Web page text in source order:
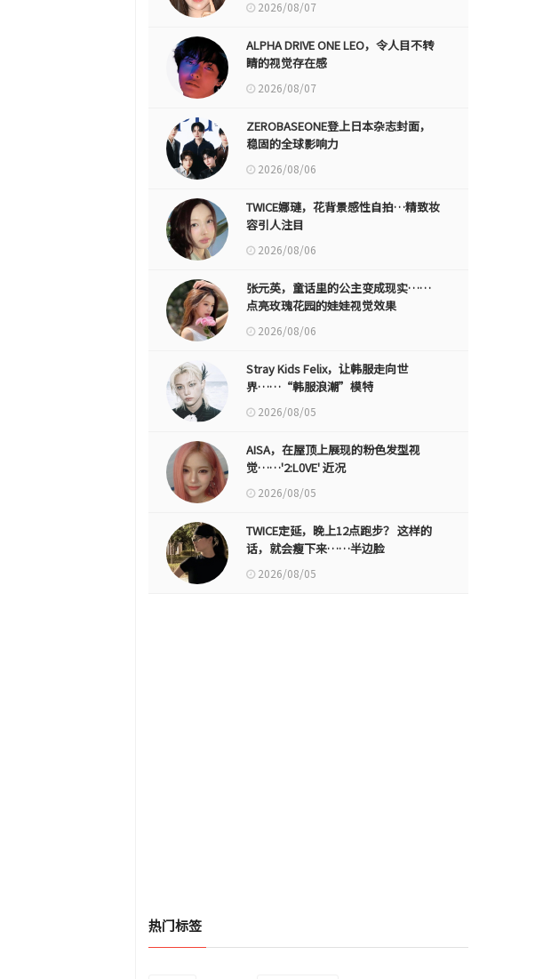
2026/08/07
ALPHA DRIVE ONE LEO，令人目不转
睛的视觉存在感
2026/08/07
ZEROBASEONE登上日本杂志封面，
稳固的全球影响力
2026/08/06
TWICE娜璉，花背景感性自拍…精致妆
容引人注目
2026/08/06
张元英，童话里的公主变成现实……
点亮玫瑰花园的娃娃视觉效果
2026/08/06
Stray Kids Felix，让韩服走向世
界……“韩服浪潮”模特
2026/08/05
AISA，在屋顶上展现的粉色发型视
觉……'2:L0VE' 近况
2026/08/05
TWICE定延，晚上12点跑步？ 这样的
话，就会瘦下来……半边脸
2026/08/05
热门标签